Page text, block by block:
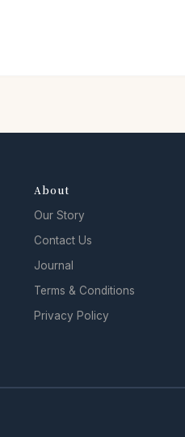
About
Our Story
Contact Us
Journal
Terms & Conditions
Privacy Policy